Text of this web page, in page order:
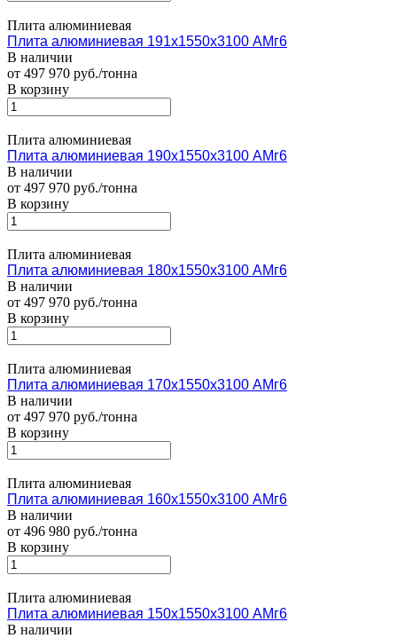
Плита алюминиевая
Плита алюминиевая 191х1550х3100 АМг6
В наличии
от 497 970 руб./тонна
В корзину
Плита алюминиевая
Плита алюминиевая 190х1550х3100 АМг6
В наличии
от 497 970 руб./тонна
В корзину
Плита алюминиевая
Плита алюминиевая 180х1550х3100 АМг6
В наличии
от 497 970 руб./тонна
В корзину
Плита алюминиевая
Плита алюминиевая 170х1550х3100 АМг6
В наличии
от 497 970 руб./тонна
В корзину
Плита алюминиевая
Плита алюминиевая 160х1550х3100 АМг6
В наличии
от 496 980 руб./тонна
В корзину
Плита алюминиевая
Плита алюминиевая 150х1550х3100 АМг6
В наличии